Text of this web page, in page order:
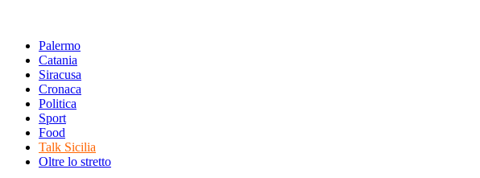
Palermo
Catania
Siracusa
Cronaca
Politica
Sport
Food
Talk Sicilia
Oltre lo stretto